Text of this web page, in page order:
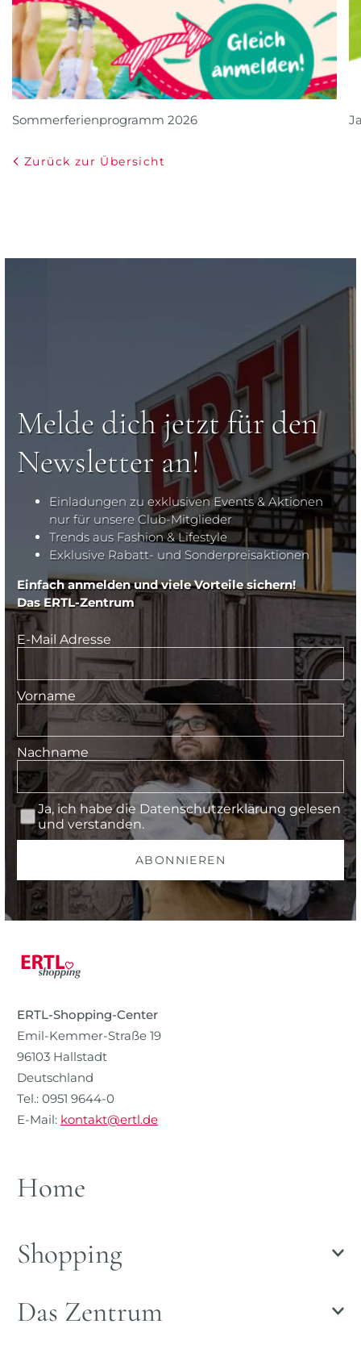
Sommerferienprogramm 2026
Zurück zur Übersicht
Melde dich jetzt für den
Newsletter an!
Einladungen zu exklusiven Events & Aktionen
nur für unsere Club-Mitglieder
Trends aus Fashion & Lifestyle
Exklusive Rabatt- und Sonderpreisaktionen
Einfach anmelden und viele Vorteile sichern!
Das ERTL-Zentrum
E-Mail Adresse
Vorname
Nachname
Ja, ich habe die Datenschutzerklärung gelesen
und verstanden.
ABONNIEREN
ERTL-Shopping-Center
Emil-Kemmer-Straße 19
96103 Hallstadt
Deutschland
Tel.: 0951 9644-0
E-Mail: kontakt@ertl.de
Home
Shopping
Das Zentrum